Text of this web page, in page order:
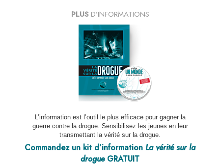
PLUS D’INFORMATIONS
L’information est l’outil le plus efficace pour gagner la
guerre contre la drogue. Sensibilisez les jeunes en leur
transmettant la vérité sur la drogue.
Commandez un kit d’information La vérité sur la
drogueGRATUIT